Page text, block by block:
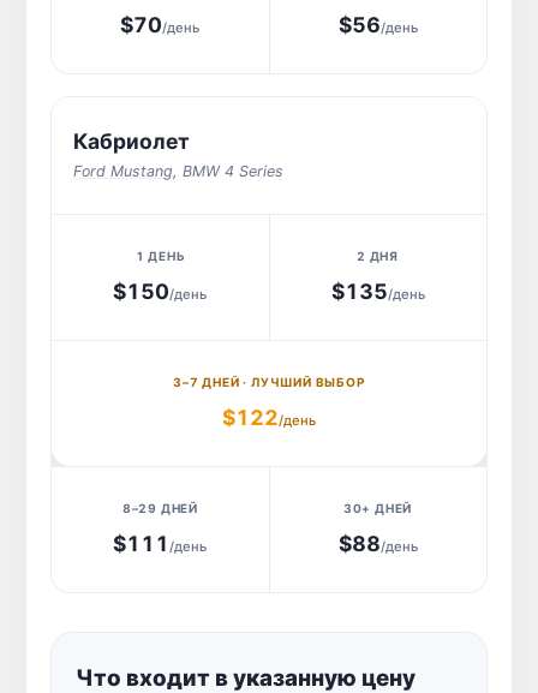
$70/день $56/день
Кабриолет
Ford Mustang, BMW 4 Series
$150/день $135/день
$122/день
$111 /день $88/день
Что входит в указанную цену